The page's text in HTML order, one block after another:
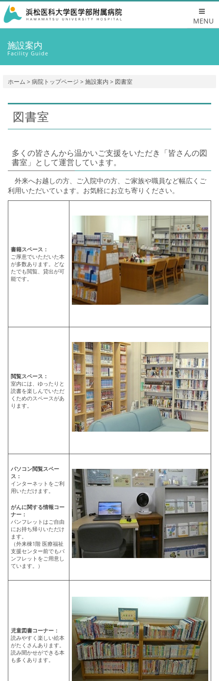
MENU
施設案内
Facility Guide
ホーム > 病院トップページ > 施設案内 > 図書室
図書室
多くの皆さんから温かいご支援をいただき「皆さんの図
書室」として運営しています。
外来へお越しの方、ご入院中の方、ご家族や職員など幅広くご
利用いただいています。お気軽にお立ち寄りください。
書籍スペース：
ご厚意でいただいた本
が多数あります。どな
たでも閲覧、貸出が可
能です。
閲覧スペース：
室内には、ゆったりと
読書を楽しんでいただ
くためのスペースがあ
ります。
パソコン閲覧スペー
ス：
インターネットをご利
用いただけます。
がんに関する情報コー
ナー：
パンフレットはご自由
にお持ち帰りいただけ
ます。
（外来棟1階 医療福祉
支援センター前でもパ
ンフレットをご用意し
ています。）
児童図書コーナー：
読みやすく楽しい絵本
がたくさんあります。
読み聞かせができる本
も多くあります。